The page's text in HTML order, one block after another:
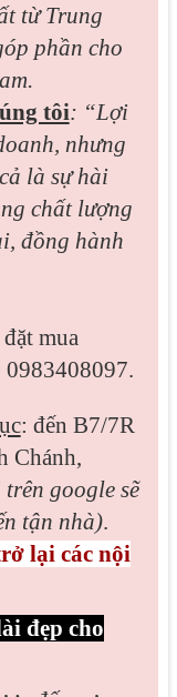
từ Trung
phần cho
tôi: “Lợi
nhưng
là sự hài
chất lượng
đồng hành
mua
0983408097.
: đến B7/7R
Chánh,
google sẽ
tận nhà).
lại các nội
đẹp cho